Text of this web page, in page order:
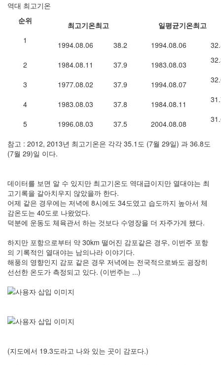
역대 최고기온
순위
최고기온최고
일평균기온최고
1
1994.08.06 38.2 1994.08.06
2
1984.08.11 37.9 1983.08.03
3 1977.08.02 37.9 1994.08.07
4 1983.08.03 37.8 1984.08.11
5 1996.08.03 37.5 2004.08.08
참고 : 2012, 2013년 최고기온은 각각 35.1도 (7월 29일) 과 36.8도
(7월 29)일 이다.
데이터를 보면 알 수 있지만 최고기온도 역대급이지만 열대야는 최
고기록을 갈아치우지 않았을까 한다.
어제 같은 경우에는 저녁에 8시에도 34도였고 습도까지 높아서 체
감온도는 40도로 나왔었다.
덕분에 운동도 체육관서 하는 것보다 수영장을 더 자주가게 됐다.
하지만 포항으로부터 약 30km 떨어진 감포같은 경우, 이번주 포항
의 기록적인 열대야는 남의나라 이야기다.
해풍의 영향인지 감포 같은 경우 저녁에는 전국적으로봐도 굉장히
선선한 온도가 측정되고 있다. (이번주는 ...)
(지도에서 19.3도라고 나와 있는 곳이 감포다.)